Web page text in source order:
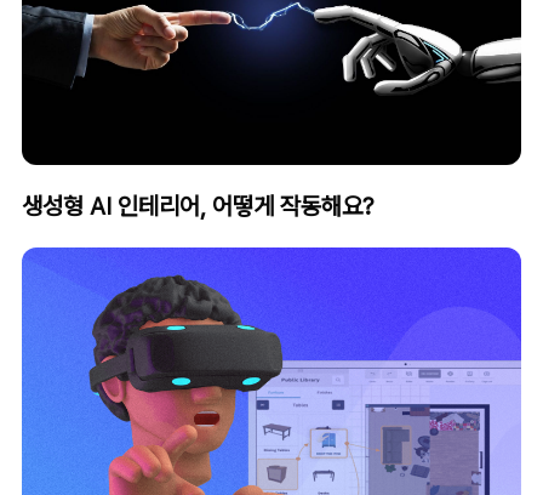
생성형 AI 인테리어, 어떻게 작동해요?